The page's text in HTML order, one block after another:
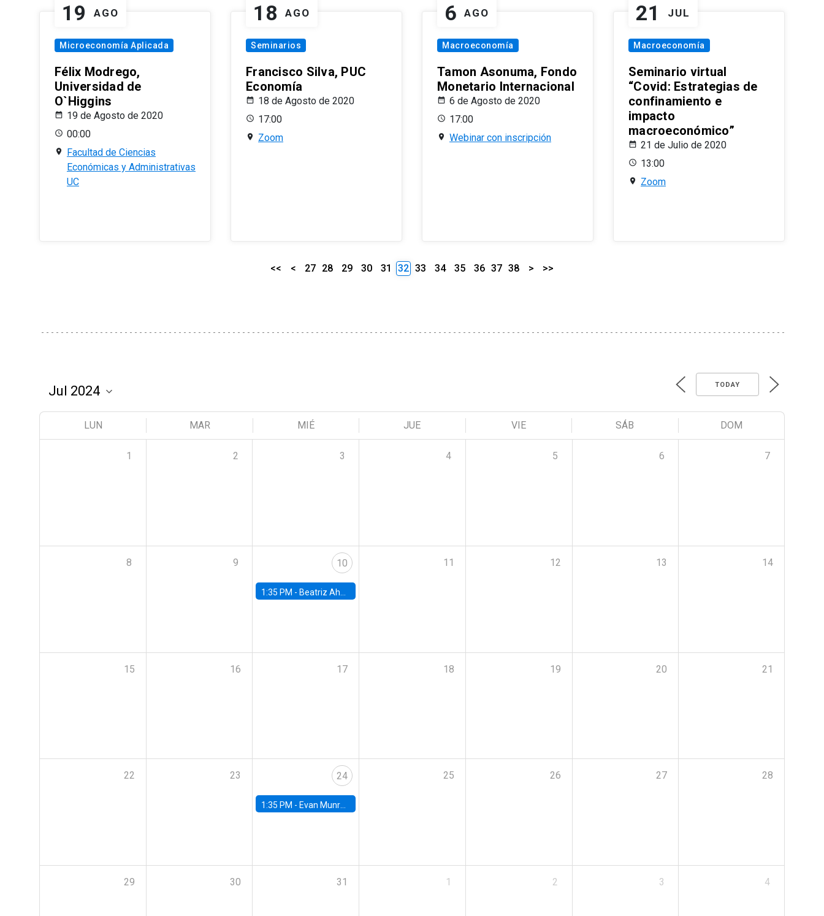
19 AGO
Microeconomía Aplicada
Félix Modrego,
Universidad de
O`Higgins
19 de Agosto de 2020
00:00
Facultad de Ciencias
Económicas y Administrativas
UC
18 AGO
Seminarios
Francisco Silva, PUC
Economía
18 de Agosto de 2020
17:00
Zoom
6 AGO
Macroeconomía
Tamon Asonuma, Fondo
Monetario Internacional
6 de Agosto de 2020
17:00
Webinar con inscripción
21 JUL
Macroeconomía
Seminario virtual
“Covid: Estrategias de
confinamiento e
impacto
macroeconómico”
21 de Julio de 2020
13:00
Zoom
<< < 27 28 29 30 31 32 33 34 35 36 37 38 > >>
TODAY
LUN MAR MIÉ JUE VIE SÁB DOM
1 2 3 4 5 6 7
8 9 10
1:35 PM - Beatriz Ahumada, PhD candidate, Universidad de Pittsburgh
11 12 13 14
15 16 17 18 19 20 21
22 23 24
1:35 PM - Evan Munro, Neyman Visiting Assistant Professor in the Department of Statistics at UC Berkeley
25 26 27 28
29 30 31 1 2 3 4